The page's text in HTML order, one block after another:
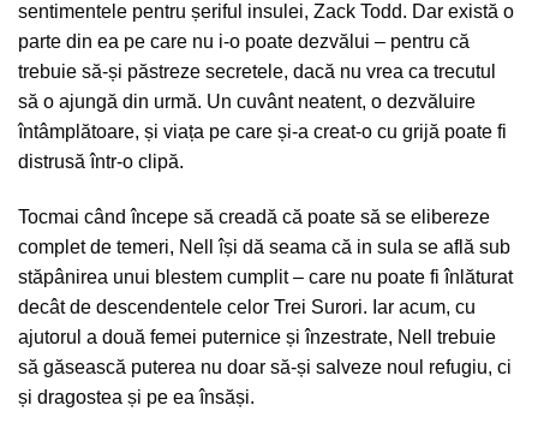
sentimentele pentru șeriful insulei, Zack Todd. Dar există o
parte din ea pe care nu i-o poate dezvălui – pentru că
trebuie să-și păstreze secretele, dacă nu vrea ca trecutul
să o ajungă din urmă. Un cuvânt neatent, o dezvăluire
întâmplătoare, și viața pe care și-a creat-o cu grijă poate fi
distrusă într-o clipă.
Tocmai când începe să creadă că poate să se elibereze
complet de temeri, Nell își dă seama că in sula se află sub
stăpânirea unui blestem cumplit – care nu poate fi înlăturat
decât de descendentele celor Trei Surori. Iar acum, cu
ajutorul a două femei puternice și înzestrate, Nell trebuie
să găsească puterea nu doar să-și salveze noul refugiu, ci
și dragostea și pe ea însăși.